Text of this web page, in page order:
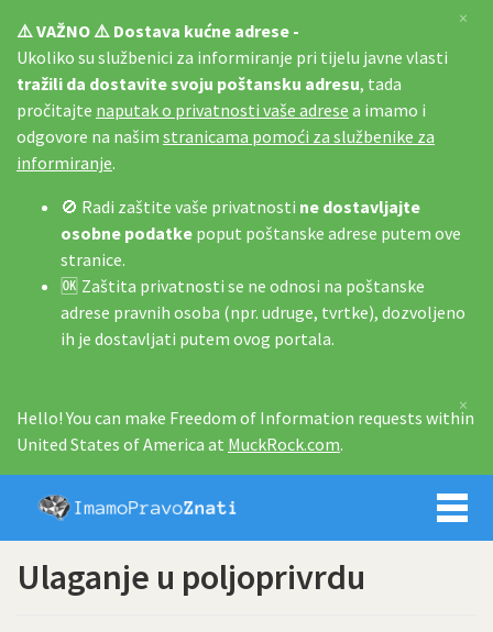
⚠️ VAŽNO ⚠️ Dostava kućne adrese -
Ukoliko su službenici za informiranje pri tijelu javne vlasti
tražili da dostavite svoju poštansku adresu, tada
pročitajte naputak o privatnosti vaše adrese a imamo i
odgovore na našim stranicama pomoći za službenike za
informiranje.
🚫 Radi zaštite vaše privatnosti ne dostavljajte
osobne podatke poput poštanske adrese putem ove
stranice.
🆗 Zaštita privatnosti se ne odnosi na poštanske
adrese pravnih osoba (npr. udruge, tvrtke), dozvoljeno
ih je dostavljati putem ovog portala.
×
Hello! You can make Freedom of Information requests within
United States of America at MuckRock.com.
×
Imamo
Ulaganje u poljoprivrdu